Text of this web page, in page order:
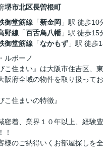
堺市北区長曽根町
御堂筋線 「新金岡 」駅 徒歩10
野線 「百舌鳥八幡 」駅 徒歩15
御堂筋線 「なかもず 」駅 徒歩
ルボーノ
こ住まい』は大阪市住吉区、
阪府全域の物件を取り扱って
こ住まいの特徴』
密着、業界１０年以上、経験
！
様のご納得いくお部屋探しを